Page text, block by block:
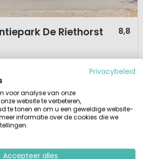
De Riethorst 8,8
Limburg
De Riethorst is prachtig gelegen in het
Een fijn familiepark op korte afstand van
de Mookerplas. Rond het ...
Privacybeleid
voor analyse van onze
website te verbeteren,
te tonen en om u een geweldige website-
informatie over de cookies die we
Accepteer alles